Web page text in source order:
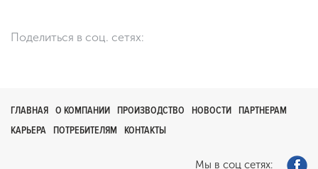
Поделиться в соц. сетях:
ГЛАВНАЯ О КОМПАНИИ ПРОИЗВОДСТВО НОВОСТИ
ПАРТНЕРАМ
КАРЬЕРА
ПОТРЕБИТЕЛЯМ КОНТАКТЫ
Мы в соц сетях: